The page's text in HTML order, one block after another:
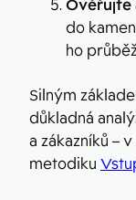
Ověřujte
do
ho
Silným
důkladná
a zákazníků –
metodiku